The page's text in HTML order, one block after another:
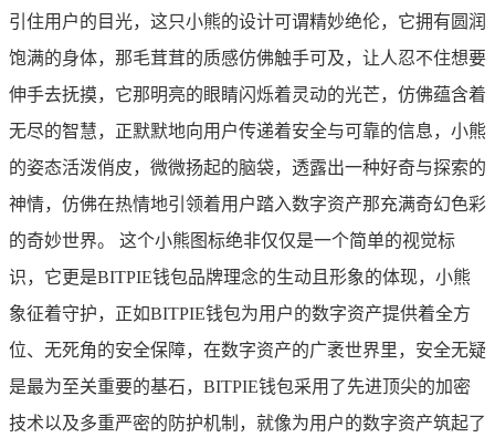
引住用户的目光，这只小熊的设计可谓精妙绝伦，它拥有圆润
饱满的身体，那毛茸茸的质感仿佛触手可及，让人忍不住想要
伸手去抚摸，它那明亮的眼睛闪烁着灵动的光芒，仿佛蕴含着
无尽的智慧，正默默地向用户传递着安全与可靠的信息，小熊
的姿态活泼俏皮，微微扬起的脑袋，透露出一种好奇与探索的
神情，仿佛在热情地引领着用户踏入数字资产那充满奇幻色彩
的奇妙世界。 这个小熊图标绝非仅仅是一个简单的视觉标
识，它更是BITPIE钱包品牌理念的生动且形象的体现，小熊
象征着守护，正如BITPIE钱包为用户的数字资产提供着全方
位、无死角的安全保障，在数字资产的广袤世界里，安全无疑
是最为至关重要的基石，BITPIE钱包采用了先进顶尖的加密
技术以及多重严密的防护机制，就像为用户的数字资产筑起了